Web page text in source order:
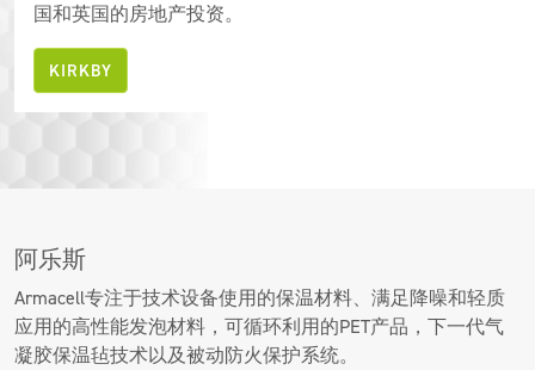
国和英国的房地产投资。
KIRKBY
阿乐斯
Armacell专注于技术设备使用的保温材料、满足降噪和轻质
应用的高性能发泡材料，可循环利用的PET产品，下一代气
凝胶保温毡技术以及被动防火保护系统。